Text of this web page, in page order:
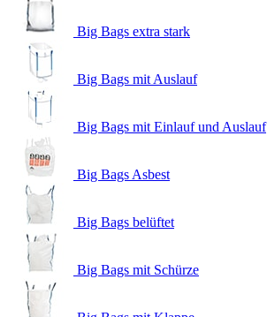
Big Bags extra stark
Big Bags mit Auslauf
Big Bags mit Einlauf und Auslauf
Big Bags Asbest
Big Bags belüftet
Big Bags mit Schürze